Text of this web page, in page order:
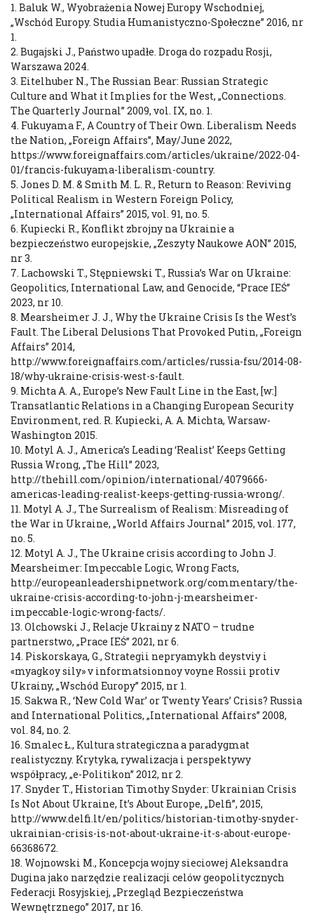
1. Baluk W., Wyobrażenia Nowej Europy Wschodniej,
„Wschód Europy. Studia Humanistyczno-Społeczne” 2016, nr
1.
2. Bugajski J., Państwo upadłe. Droga do rozpadu Rosji,
Warszawa 2024.
3. Eitelhuber N., The Russian Bear: Russian Strategic
Culture and What it Implies for the West, „Connections.
The Quarterly Journal” 2009, vol. IX, no. 1.
4. Fukuyama F., A Country of Their Own. Liberalism Needs
the Nation, „Foreign Affairs”, May/June 2022,
https://www.foreignaffairs.com/articles/ukraine/2022-04-
01/francis-fukuyama-liberalism-country.
5. Jones D. M. & Smith M. L. R., Return to Reason: Reviving
Political Realism in Western Foreign Policy,
„International Affairs” 2015, vol. 91, no. 5.
6. Kupiecki R., Konflikt zbrojny na Ukrainie a
bezpieczeństwo europejskie, „Zeszyty Naukowe AON” 2015,
nr 3.
7. Lachowski T., Stępniewski T., Russia’s War on Ukraine:
Geopolitics, International Law, and Genocide, “Prace IEŚ”
2023, nr 10.
8. Mearsheimer J. J., Why the Ukraine Crisis Is the West’s
Fault. The Liberal Delusions That Provoked Putin, „Foreign
Affairs” 2014,
http://www.foreignaffairs.com/articles/russia-fsu/2014-08-
18/why-ukraine-crisis-west-s-fault.
9. Michta A. A., Europe’s New Fault Line in the East, [w:]
Transatlantic Relations in a Changing European Security
Environment, red. R. Kupiecki, A. A. Michta, Warsaw-
Washington 2015.
10. Motyl A. J., America’s Leading ‘Realist’ Keeps Getting
Russia Wrong, „The Hill” 2023,
http://thehill.com/opinion/international/4079666-
americas-leading-realist-keeps-getting-russia-wrong/.
11. Motyl A. J., The Surrealism of Realism: Misreading of
the War in Ukraine, „World Affairs Journal” 2015, vol. 177,
no. 5.
12. Motyl A. J., The Ukraine crisis according to John J.
Mearsheimer: Impeccable Logic, Wrong Facts,
http://europeanleadershipnetwork.org/commentary/the-
ukraine-crisis-according-to-john-j-mearsheimer-
impeccable-logic-wrong-facts/.
13. Olchowski J., Relacje Ukrainy z NATO – trudne
partnerstwo, „Prace IEŚ” 2021, nr 6.
14. Piskorskaya, G., Strategii nepryamykh deystviy i
«myagkoy sily» v informatsionnoy voyne Rossii protiv
Ukrainy, „Wschód Europy” 2015, nr 1.
15. Sakwa R., ‘New Cold War’ or Twenty Years’ Crisis? Russia
and International Politics, „International Affairs” 2008,
vol. 84, no. 2.
16. Smalec Ł., Kultura strategiczna a paradygmat
realistyczny. Krytyka, rywalizacja i perspektywy
współpracy, „e-Politikon” 2012, nr 2.
17. Snyder T., Historian Timothy Snyder: Ukrainian Crisis
Is Not About Ukraine, It’s About Europe, „Delfi”, 2015,
http://www.delfi.lt/en/politics/historian-timothy-snyder-
ukrainian-crisis-is-not-about-ukraine-it-s-about-europe-
66368672.
18. Wojnowski M., Koncepcja wojny sieciowej Aleksandra
Dugina jako narzędzie realizacji celów geopolitycznych
Federacji Rosyjskiej, „Przegląd Bezpieczeństwa
Wewnętrznego” 2017, nr 16.